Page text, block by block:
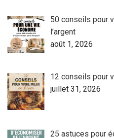
50 conseils pour
l’argent
août 1, 2026
12 conseils pour
juillet 31, 2026
25 astuces pour